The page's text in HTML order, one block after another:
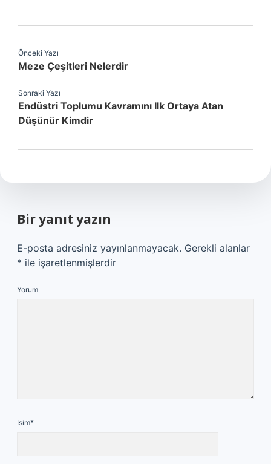
Önceki Yazı
Meze Çeşitleri Nelerdir
Sonraki Yazı
Endüstri Toplumu Kavramını Ilk Ortaya Atan
Düşünür Kimdir
Bir yanıt yazın
E-posta adresiniz yayınlanmayacak. Gerekli alanlar
* ile işaretlenmişlerdir
Yorum
İsim*